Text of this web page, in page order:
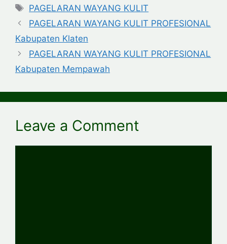
Tags
PAGELARAN WAYANG KULIT
PAGELARAN WAYANG KULIT PROFESIONAL
Kabupaten Klaten
PAGELARAN WAYANG KULIT PROFESIONAL
Kabupaten Mempawah
Leave a Comment